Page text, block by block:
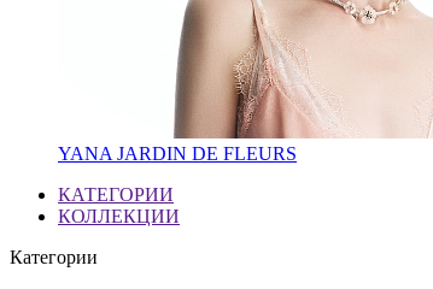
YANA JARDIN DE FLEURS
КАТЕГОРИИ
КОЛЛЕКЦИИ
Категории